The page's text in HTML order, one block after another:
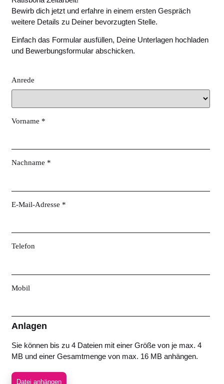
Bewirb dich jetzt und erfahre in einem ersten Gespräch
weitere Details zu Deiner bevorzugten Stelle.
Einfach das Formular ausfüllen, Deine Unterlagen hochladen
und Bewerbungsformular abschicken.
Anrede
Vorname *
Nachname *
E-Mail-Adresse *
Telefon
Mobil
Anlagen
Sie können bis zu 4 Dateien mit einer Größe von je max. 4
MB und einer Gesamtmenge von max. 16 MB anhängen.
Datei anhängen